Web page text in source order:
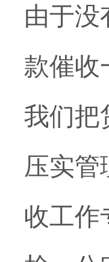
由于没
款催收
我们把
压实管
收工作